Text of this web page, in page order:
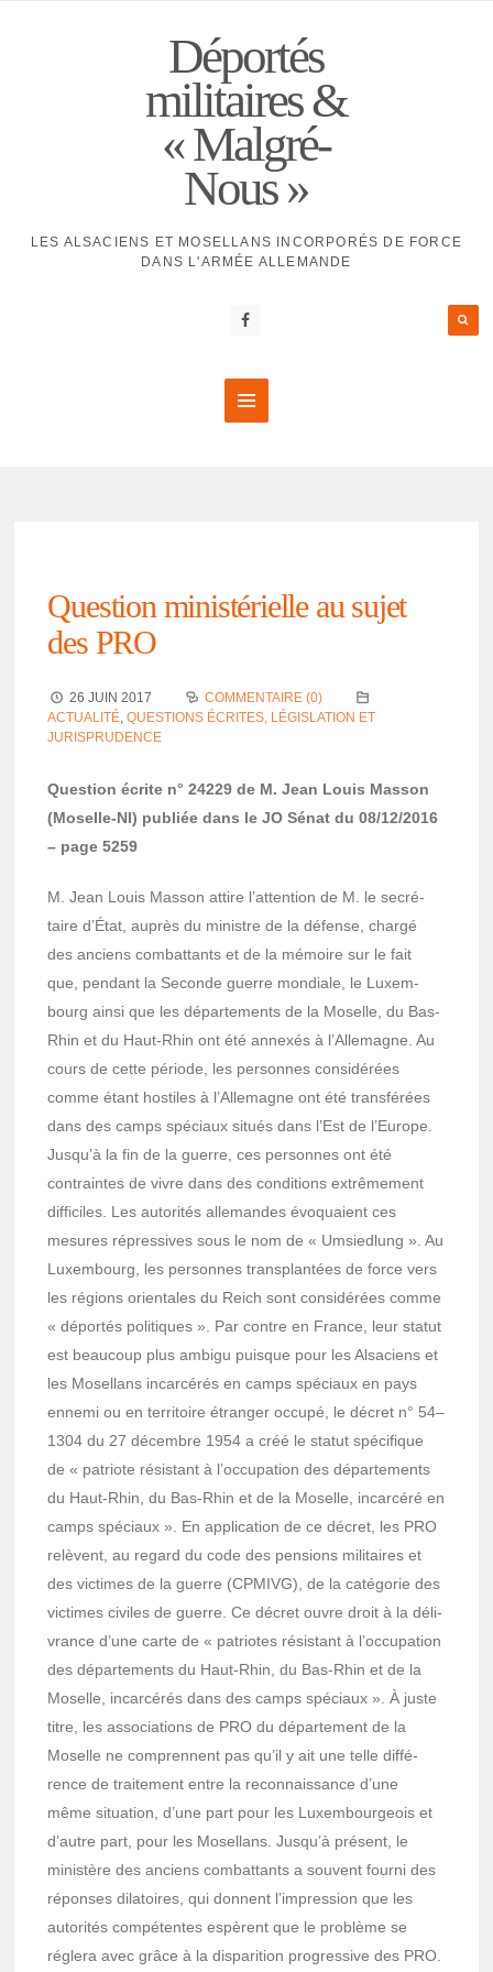
Déportés
militaires &
« Malgré-
Nous »
LES ALSACIENS ET MOSELLANS INCORPORÉS DE FORCE
DANS L'ARMÉE ALLEMANDE
Ques­tion minis­té­rielle au sujet
des PRO
26 JUIN 2017
COMMENTAIRE (0)
ACTUALITÉ,QUESTIONS ÉCRITES, LÉGISLATION ET
JURISPRUDENCE
Ques­tion écrite n° 24229 de M. Jean Louis Masson
(Moselle-NI) publiée dans le JO Sénat du 08/12/2016
– page 5259
M. Jean Louis Masson attire l’at­ten­tion de M. le secré­
taire d’État, auprès du ministre de la défense, chargé
des anciens combat­tants et de la mémoire sur le fait
que, pendant la Seconde guerre mondiale, le Luxem­
bourg ainsi que les dépar­te­ments de la Moselle, du Bas-
Rhin et du Haut-Rhin ont été annexés à l’Al­le­magne. Au
cours de cette période, les personnes consi­dé­rées
comme étant hostiles à l’Al­le­magne ont été trans­fé­rées
dans des camps spéciaux situés dans l’Est de l’Eu­rope.
Jusqu’à la fin de la guerre, ces personnes ont été
contraintes de vivre dans des condi­tions extrê­me­ment
diffi­ciles. Les auto­ri­tés alle­mandes évoquaient ces
mesures répres­sives sous le nom de « Umsied­lung ». Au
Luxem­bourg, les personnes trans­plan­tées de force vers
les régions orien­tales du Reich sont consi­dé­rées comme
« dépor­tés poli­tiques ». Par contre en France, leur statut
est beau­coup plus ambigu puisque pour les Alsa­ciens et
les Mosel­lans incar­cé­rés en camps spéciaux en pays
ennemi ou en terri­toire étran­ger occupé, le décret n° 54–
1304 du 27 décembre 1954 a créé le statut spéci­fique
de « patriote résis­tant à l’oc­cu­pa­tion des dépar­te­ments
du Haut-Rhin, du Bas-Rhin et de la Moselle, incar­céré en
camps spéciaux ». En appli­ca­tion de ce décret, les PRO
relèvent, au regard du code des pensions mili­taires et
des victimes de la guerre (CPMIVG), de la caté­go­rie des
victimes civiles de guerre. Ce décret ouvre droit à la déli­
vrance d’une carte de « patriotes résis­tant à l’oc­cu­pa­tion
des dépar­te­ments du Haut-Rhin, du Bas-Rhin et de la
Moselle, incar­cé­rés dans des camps spéciaux ». À juste
titre, les asso­cia­tions de PRO du dépar­te­ment de la
Moselle ne comprennent pas qu’il y ait une telle diffé­
rence de trai­te­ment entre la recon­nais­sance d’une
même situa­tion, d’une part pour les Luxem­bour­geois et
d’autre part, pour les Mosel­lans. Jusqu’à présent, le
minis­tère des anciens combat­tants a souvent fourni des
réponses dila­toires, qui donnent l’im­pres­sion que les
auto­ri­tés compé­tentes espèrent que le problème se
réglera avec grâce à la dispa­ri­tion progres­sive des PRO.